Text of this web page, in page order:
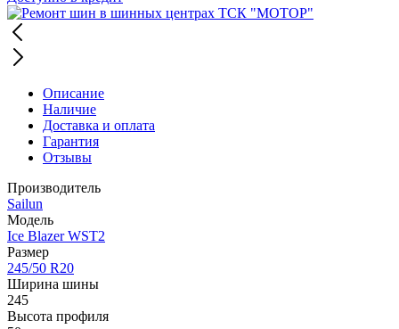
Описание
Наличие
Доставка и оплата
Гарантия
Отзывы
Производитель
Sailun
Модель
Ice Blazer WST2
Размер
245/50 R20
Ширина шины
245
Высота профиля